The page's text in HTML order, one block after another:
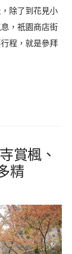
除了到花見小
，祇園商店街
程，就是參拜
賞楓、
精